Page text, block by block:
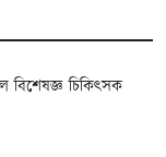
বিশেষজ্ঞ চিকিৎসক